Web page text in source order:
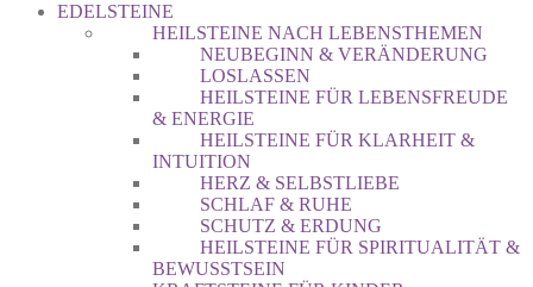
EDELSTEINE
HEILSTEINE NACH LEBENSTHEMEN
NEUBEGINN & VERÄNDERUNG
LOSLASSEN
HEILSTEINE FÜR LEBENSFREUDE
& ENERGIE
HEILSTEINE FÜR KLARHEIT &
INTUITION
HERZ & SELBSTLIEBE
SCHLAF & RUHE
SCHUTZ & ERDUNG
HEILSTEINE FÜR SPIRITUALITÄT &
BEWUSSTSEIN